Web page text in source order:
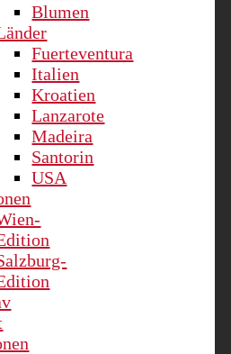
Blumen
Fuerteventura
Italien
Kroatien
Lanzarote
Madeira
Santorin
USA